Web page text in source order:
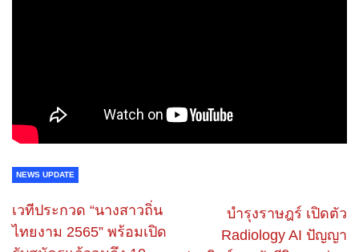
NEWS UPDATE
เวทีประกวด “นางสาวถิ่น
ไทยงาม 2565” พร้อมเปิด
บำรุงราษฎร์ เปิดตัว
Radiology AI ปัญญา